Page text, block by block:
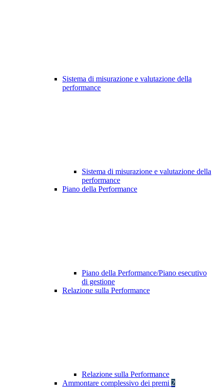
Sistema di misurazione e valutazione della
performance
Sistema di misurazione e valutazione della
performance
Piano della Performance
Piano della Performance/Piano esecutivo
di gestione
Relazione sulla Performance
Relazione sulla Performance
Ammontare complessivo dei premi 2